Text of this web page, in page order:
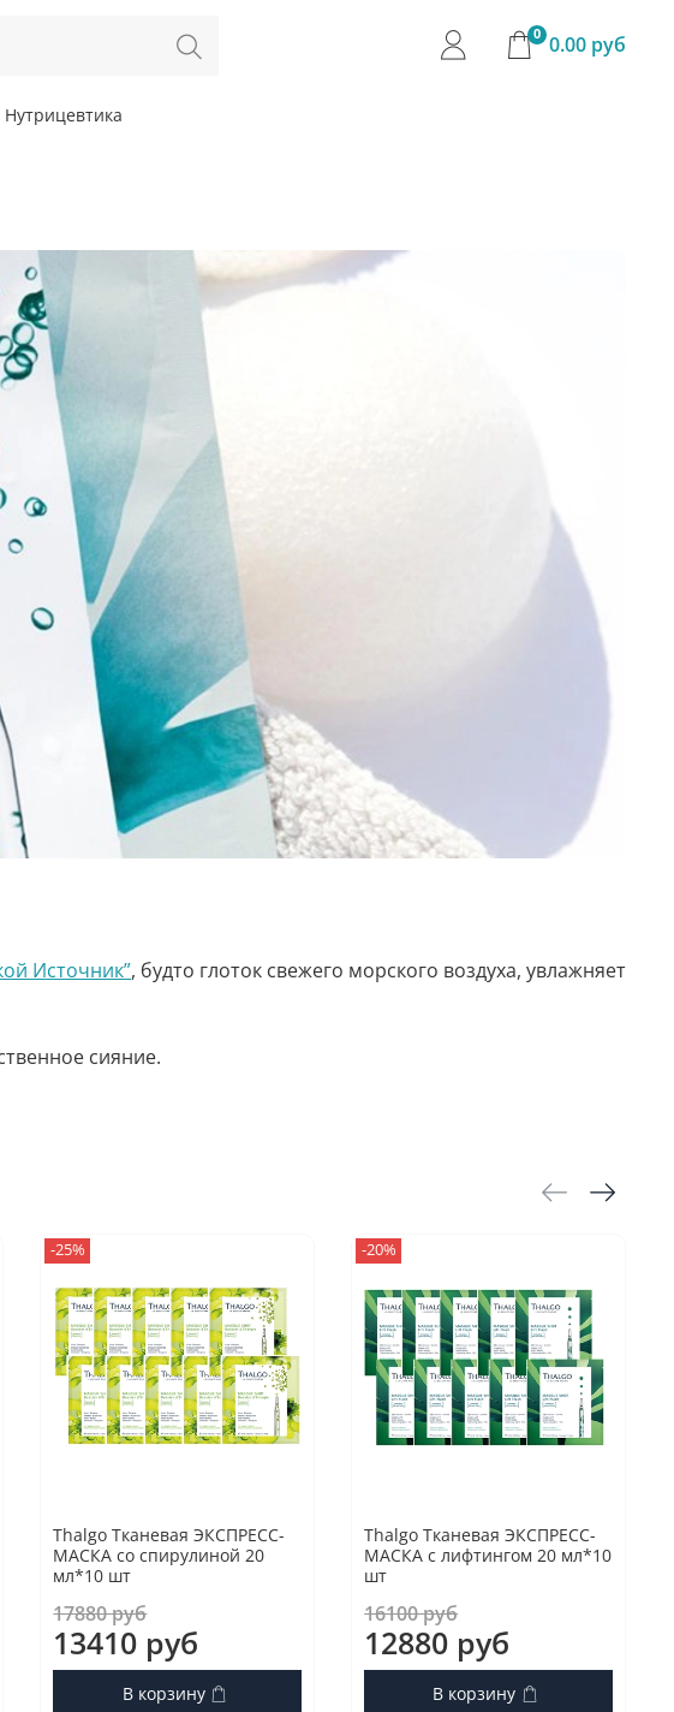
0 0.00 руб
Нутрицевтика
Источник”, будто глоток свежего морского воздуха, увлажняет
сияние.
-25%
Thalgo Тканевая ЭКСПРЕСС-
МАСКА со спирулиной 20
мл*10 шт
17880 руб
13410 руб
В корзину
-20%
Thalgo Тканевая ЭКСПРЕСС-
МАСКА с лифтингом 20 мл*10
шт
16100 руб
12880 руб
В корзину